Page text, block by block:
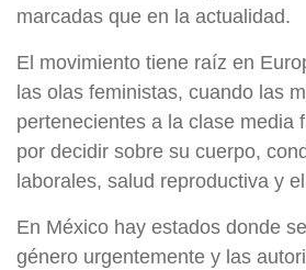
marcadas que en la actualidad.
El movimiento tiene raíz en
las olas feministas, cuando las
pertenecientes a la clase media
por decidir sobre su cuerpo,
laborales, salud reproductiva y
En México hay estados donde
género urgentemente y las